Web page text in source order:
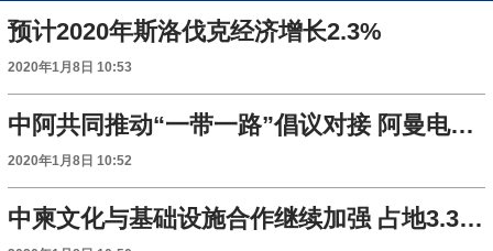
预计2020年斯洛伐克经济增长2.3%
2020年1月8日 10:53
中阿共同推动“一带一路”倡议对接 阿曼电力需求将于2025年超过9400兆瓦
2020年1月8日 10:52
中柬文化与基础设施合作继续加强 占地3.3公顷中柬文化创意园2020年运营